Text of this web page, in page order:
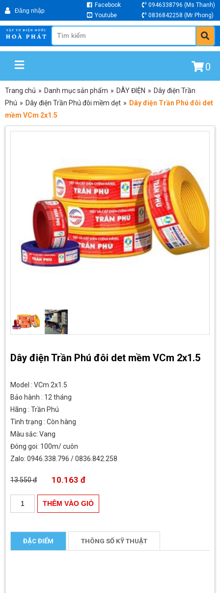
Facebook
Youtube
0946338796 (Ms Thanh)
0836842258 (Mr Phong)
0
Trang chủ » Danh mục sản phẩm » DÂY ĐIỆN » Dây điện Trần
Phú » Dây điện Trần Phú đôi mềm dẹt » Dây điện Trần Phú đôi det
mềm VCm 2x1.5
Dây điện Trần Phú đôi det mềm VCm 2x1.5
Model : VCm 2x1.5
Bảo hành : 12 tháng
Hãng : Trần Phú
Tình trạng : Còn hàng
Màu sắc: Vang
Đóng goi: 100m/ cuôn
Zalo: 0946.338.796 / 0836.842.258
13.550 đ 10.163 đ
ĐẶC ĐIỂM THÔNG SỐ KỸ THUẬT